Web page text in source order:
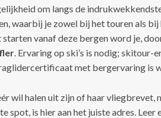
om langs de
waarbij je zowel bij het touren als
vanaf deze bergen word je,
. Ervaring op ski’s is nodig; skitour-
met bergervaring is
wil halen uit zijn of haar vliegbrevet,
spot, is hier aan het juiste adres.